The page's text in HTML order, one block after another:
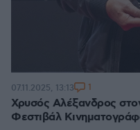
Χρυσός Αλέξανδρος
Φεστιβάλ
07.11.2025, 13:13 1